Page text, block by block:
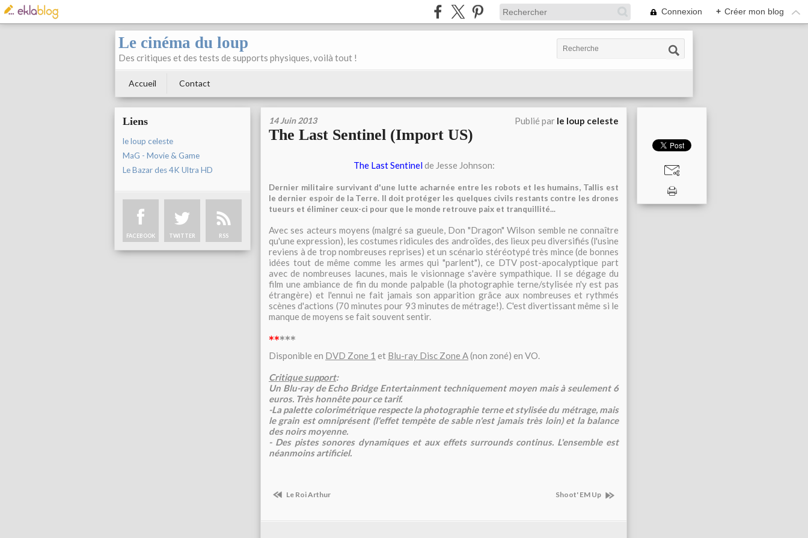
Connexion + Créer mon blog
Le cinéma du loup
Des critiques et des tests de supports physiques, voilà tout !
Accueil Contact
Liens
le loup celeste
MaG - Movie & Game
Le Bazar des 4K Ultra HD
FACEBOOK TWITTER RSS
14 Juin 2013 Publié par le loup celeste
The Last Sentinel (Import US)
The Last Sentinelde Jesse Johnson:
Dernier militaire survivant d'une lutte acharnée entre les robots et les humains, Tallis est
le dernier espoir de la Terre. Il doit protéger les quelques civils restants contre les drones
tueurs et éliminer ceux-ci pour que le monde retrouve paix et tranquillité...
Avec ses acteurs moyens (malgré sa gueule, Don "Dragon" Wilson semble ne connaître
qu'une expression), les costumes ridicules des androïdes, des lieux peu diversifiés (l'usine
reviens à de trop nombreuses reprises) et un scénario stéréotypé très mince (de bonnes
idées tout de même comme les armes qui "parlent"), ce DTV post-apocalyptique part
avec de nombreuses lacunes, mais le visionnage s'avère sympathique. Il se dégage du
film une ambiance de fin du monde palpable (la photographie terne/stylisée n'y est pas
étrangère) et l'ennui ne fait jamais son apparition grâce aux nombreuses et rythmés
scènes d'actions (70 minutes pour 93 minutes de métrage!). C'est divertissant même si le
manque de moyens se fait souvent sentir.
*****
Disponible en DVD Zone 1 et Blu-ray Disc Zone A(non zoné) en VO.
Critique support:
Un Blu-ray de Echo Bridge Entertainment techniquement moyen mais à seulement 6
euros. Très honnête pour ce tarif.
-La palette colorimétrique respecte la photographie terne et stylisée du métrage, mais
le grain est omniprésent (l'effet tempète de sable n'est jamais très loin) et la balance
des noirs moyenne.
- Des pistes sonores dynamiques et aux effets surrounds continus. L'ensemble est
néanmoins artificiel.
Le Roi Arthur Shoot' EM Up